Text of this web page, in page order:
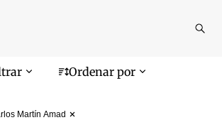
Ordenar por
Martín Amad
búsqueda